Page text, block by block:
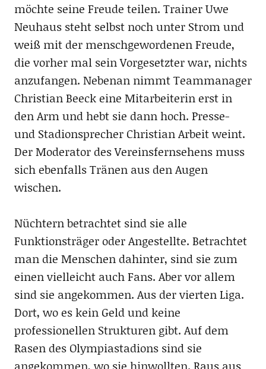
möchte seine Freude teilen. Trainer Uwe
Neuhaus steht selbst noch unter Strom und
weiß mit der menschgewordenen Freude,
die vorher mal sein Vorgesetzter war, nichts
anzufangen. Nebenan nimmt Teammanager
Christian Beeck eine Mitarbeiterin erst in
den Arm und hebt sie dann hoch. Presse-
und Stadionsprecher Christian Arbeit weint.
Der Moderator des Vereinsfernsehens muss
sich ebenfalls Tränen aus den Augen
wischen.
Nüchtern betrachtet sind sie alle
Funktionsträger oder Angestellte. Betrachtet
man die Menschen dahinter, sind sie zum
einen vielleicht auch Fans. Aber vor allem
sind sie angekommen. Aus der vierten Liga.
Dort, wo es kein Geld und keine
professionellen Strukturen gibt. Auf dem
Rasen des Olympiastadions sind sie
angekommen, wo sie hinwollten. Raus aus